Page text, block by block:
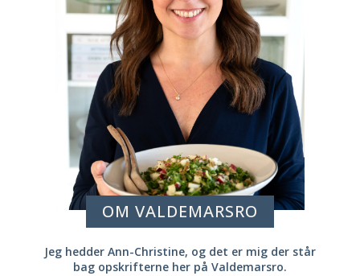
OM VALDEMARSRO
Jeg hedder Ann-Christine, og det er mig der står
bag opskrifterne her på Valdemarsro.